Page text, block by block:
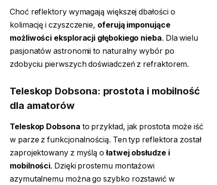
Choć reflektory wymagają większej dbałości o
kolimację i czyszczenie, oferują imponujące
możliwości eksploracji głębokiego nieba. Dla wielu
pasjonatów astronomii to naturalny wybór po
zdobyciu pierwszych doświadczeń z refraktorem.
Teleskop Dobsona: prostota i mobilność
dla amatorów
Teleskop Dobsona to przykład, jak prostota może iść
w parze z funkcjonalnością. Ten typ reflektora został
zaprojektowany z myślą ołatwej obsłudze i
mobilności. Dzięki prostemu montażowi
azymutalnemu można go szybko rozstawić w